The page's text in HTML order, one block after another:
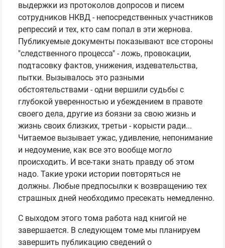
выдержки из протоколов допросов и писем
сотрудников НКВД - непосредственных участников
репрессий и тех, кто сам попал в эти жернова.
Публикуемые документы показывают все стороны
"следственного процесса" - ложь, провокации,
подтасовку фактов, унижения, издевательства,
пытки. Вызывалось это разными
обстоятельствами - одни вершили судьбы с
глубокой уверенностью и убеждением в правоте
своего дела, другие из боязни за свою жизнь и
жизнь своих близких, третьи - корысти ради...
Читаемое вызывает ужас, удивление, непонимание
и недоумение, как все это вообще могло
происходить. И все-таки знать правду об этом
надо. Такие уроки истории повторяться не
должны. Любые предпосылки к возвращению тех
страшных дней необходимо пресекать немедленно.
С выходом этого тома работа над книгой не
завершается. В следующем томе мы планируем
завершить публикацию сведений о